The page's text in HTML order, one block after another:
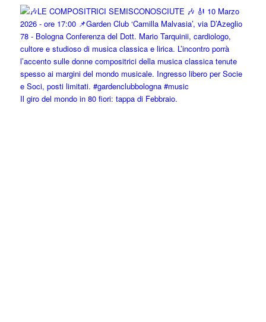
Il giro del mondo in 80 fiori: tappa di Febbraio.